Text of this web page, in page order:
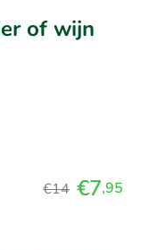
of wijn
€14 €7,95